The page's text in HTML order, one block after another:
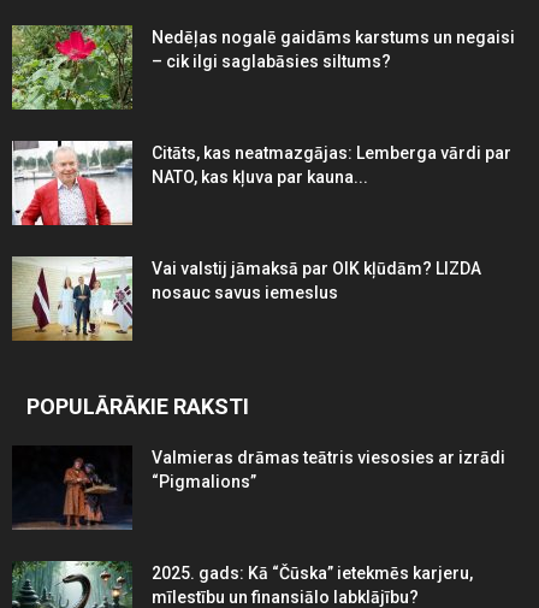
Nedēļas nogalē gaidāms karstums un negaisi
– cik ilgi saglabāsies siltums?
Citāts, kas neatmazgājas: Lemberga vārdi par
NATO, kas kļuva par kauna...
Vai valstij jāmaksā par OIK kļūdām? LIZDA
nosauc savus iemeslus
POPULĀRĀKIE RAKSTI
Valmieras drāmas teātris viesosies ar izrādi
“Pigmalions”
2025. gads: Kā “Čūska” ietekmēs karjeru,
mīlestību un finansiālo labklājību?